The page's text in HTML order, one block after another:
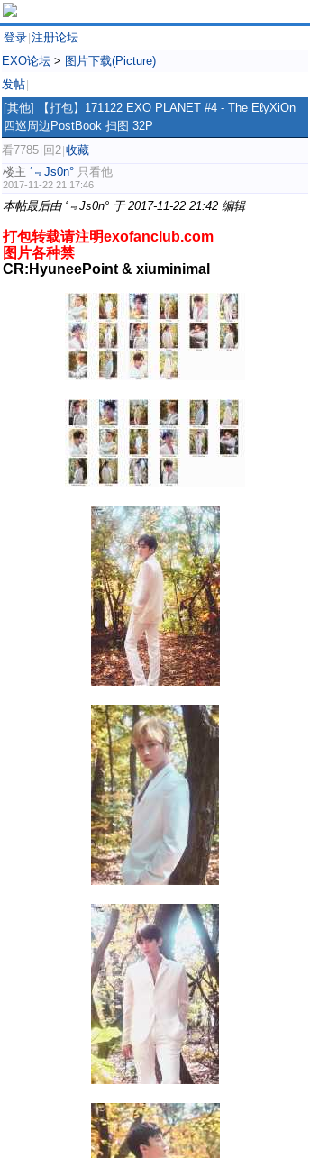
登录 注册论坛
EXO论坛 > 图片下载(Picture)
发帖
[其他]
【打包】171122 EXO PLANET #4 - The EℓyXiOn
四巡周边PostBook 扫图 32P
看7785 回2 收藏
楼主 ‘﹃Js0n° 只看他
2017-11-22 21:17:46
本帖最后由 ‘﹃Js0n° 于 2017-11-22 21:42 编辑
打包转载请注明exofanclub.com
图片各种禁
CR:HyuneePoint & xiuminimal